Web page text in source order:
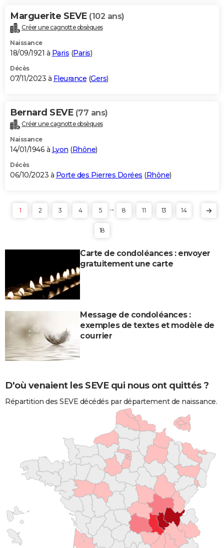
Marguerite SEVE (102 ans)
Créer une cagnotte obsèques
Naissance
18/09/1921 à Paris (Paris)
Décès
07/11/2023 à Fleurance (Gers)
Bernard SEVE (77 ans)
Créer une cagnotte obsèques
Naissance
14/01/1946 à Lyon (Rhône)
Décès
06/10/2023 à Porte des Pierres Dorées (Rhône)
1 2 3 4 5 ... 8 11 13 14
18
Carte de condoléances : envoyer
gratuitement une carte
Message de condoléances :
exemples de textes et modèle de
courrier
D'où venaient les SEVE qui nous ont quittés ?
Répartition des SEVE décédés par département de naissance.